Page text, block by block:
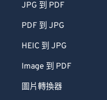
JPG 到 PDF
PDF 到 JPG
HEIC 到 JPG
Image 到 PDF
圖片轉換器